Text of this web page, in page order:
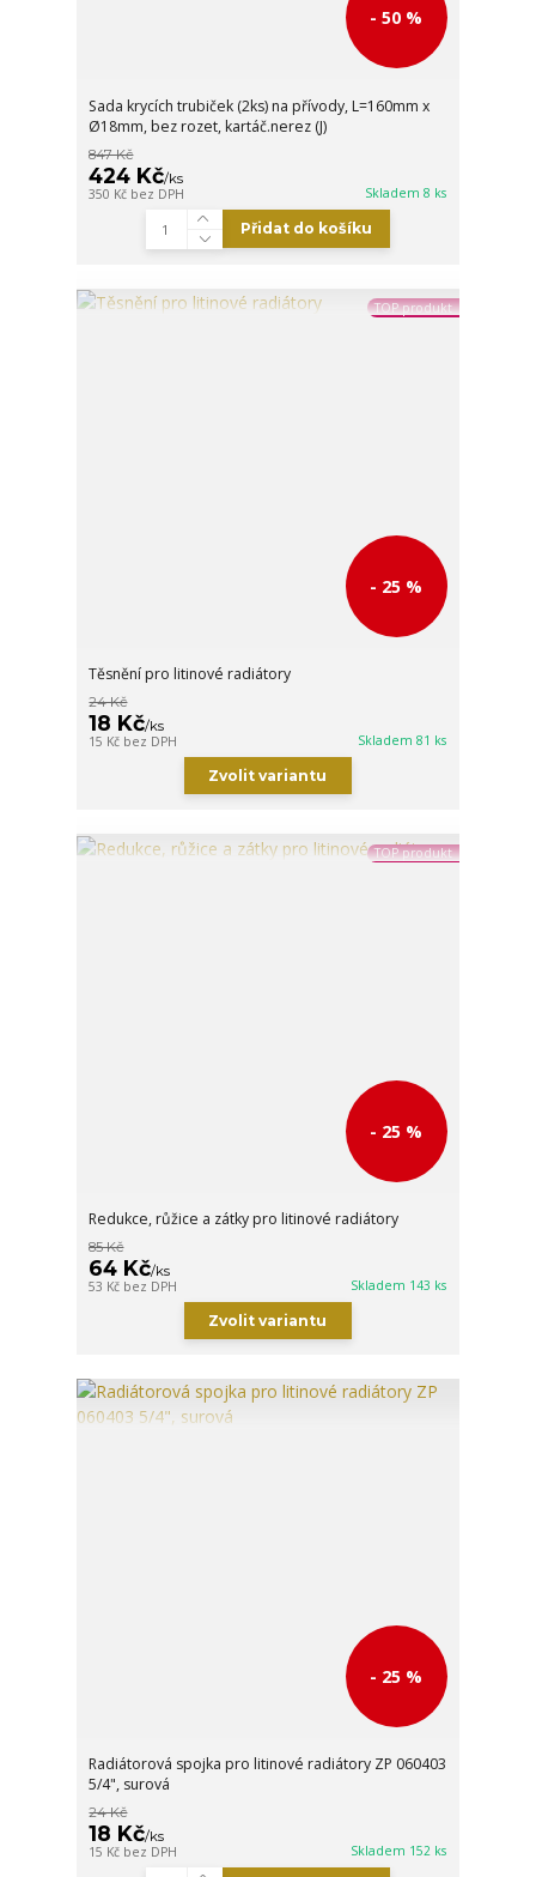
- 50 %
Sada krycích trubiček (2ks) na přívody, L=160mm x
Ø18mm, bez rozet, kartáč.nerez (J)
847 Kč
424 Kč/ks
350 Kč bez DPH Skladem 8 ks
Přidat do košíku
TOP produkt
- 25 %
Těsnění pro litinové radiátory
24 Kč
18 Kč/ks
15 Kč bez DPH Skladem 81 ks
Zvolit variantu
TOP produkt
- 25 %
Redukce, růžice a zátky pro litinové radiátory
85 Kč
64 Kč/ks
53 Kč bez DPH Skladem 143 ks
Zvolit variantu
- 25 %
Radiátorová spojka pro litinové radiátory ZP 060403
5/4", surová
24 Kč
18 Kč/ks
15 Kč bez DPH Skladem 152 ks